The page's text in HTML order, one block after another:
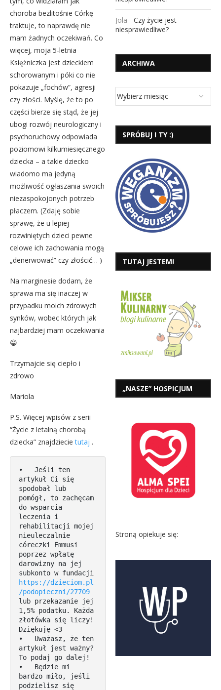
choroba bezlitośnie Córkę
traktuje, to naprawdę nie
mam żadnych oczekiwań. Co
więcej, moja 5-letnia
Księżniczka jest dzieckiem
schorowanym i póki co nie
pokazuje „fochów”, agresji
czy złości. Myślę, że to po
części bierze się stąd, że jej
ubogi rozwój neurologiczny i
psychoruchowy odpowiada
poziomowi kilkumiesięcznego
dziecka – a takie dziecko
wiadomo ma jedyną
możliwość ogłaszania swoich
niezaspokojonych potrzeb
płaczem. (Zdaję sobie
sprawę, że u lepiej
rozwiniętych dzieci pewne
celowe ich zachowania mogą
„denerwować” czy złościć… )
Na marginesie dodam, że
sprawa ma się inaczej w
przypadku moich zdrowych
synków, wobec których jak
najbardziej mam oczekiwania
😁
Trzymajcie się ciepło i
zdrowo
Mariola
P.S. Więcej wpisów z serii
“Życie z letalną chorobą
dziecka” znajdziecie tutaj .
•   Jeśli ten
artykuł Ci się
spodobał lub
pomógł, to zachęcam
do wsparcia
leczenia i
rehabilitacji mojej
nieuleczalnie
córeczki Emmusi
poprzez wpłatę
darowizny na jej
https://dzieciom.pl
/podopieczni/27709
lub przekazanie jej
1,5% podatku. Każda
złotówka się liczy!
Dziękuję <3
•   Uważasz, że ten
artykuł jest ważny?
To podaj go dalej!
•   Będzie mi
bardzo miło, jeśli
podzielisz się
Jola - Czy życie jest
niesprawiedliwe?
ARCHIWA
SPRÓBUJ I TY :)
TUTAJ JESTEM!
„NASZE” HOSPICJUM
Stroną opiekuje się: